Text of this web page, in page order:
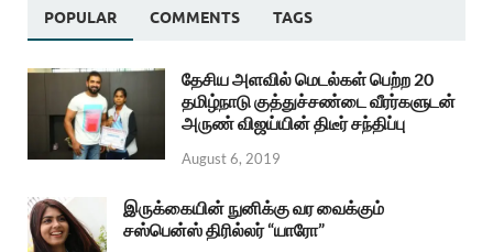
POPULAR COMMENTS TAGS
தேசிய அளவில் மெடல்கள் பெற்ற 20
தமிழ்நாடு குத்துச்சண்டை வீரர்களுடன்
அருண் விஜய்யின் திடீர் சந்திப்பு
August 6, 2019
இருக்கையின் நுனிக்கு வர வைக்கும்
சஸ்பென்ஸ் திரில்லர் “யாரோ”